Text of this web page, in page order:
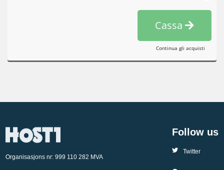
Cassa
Continua gli acquisti
Organisasjons nr: 999 110 282 MVA
Follow us
Twitter